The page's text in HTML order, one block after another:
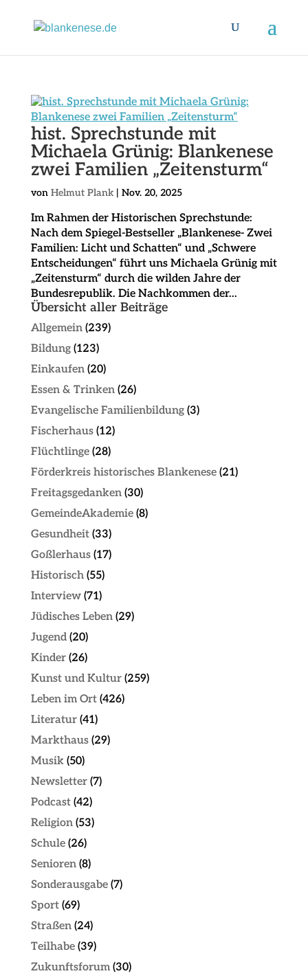
hist. Sprechstunde mit
Michaela Grünig: Blankenese
zwei Familien „Zeitensturm“
von Helmut Plank| Nov. 20, 2025
Im Rahmen der Historischen Sprechstunde:
Nach dem Spiegel-Bestseller „Blankenese- Zwei
Familien: Licht und Schatten“ und „Schwere
Entscheidungen“ führt uns Michaela Grünig mit
„Zeitensturm“ durch die wilden Jahre der
Bundesrepublik. Die Nachkommen der...
Übersicht aller Beiträge
Allgemein(239)
Bildung(123)
Einkaufen(20)
Essen & Trinken(26)
Evangelische Familienbildung(3)
Fischerhaus(12)
Flüchtlinge(28)
Förderkreis historisches Blankenese(21)
Freitagsgedanken(30)
GemeindeAkademie(8)
Gesundheit(33)
Goßlerhaus(17)
Historisch(55)
Interview(71)
Jüdisches Leben(29)
Jugend(20)
Kinder(26)
Kunst und Kultur(259)
Leben im Ort(426)
Literatur(41)
Markthaus(29)
Musik(50)
Newsletter(7)
Podcast(42)
Religion(53)
Schule(26)
Senioren(8)
Sonderausgabe(7)
Sport(69)
Straßen(24)
Teilhabe(39)
Zukunftsforum(30)